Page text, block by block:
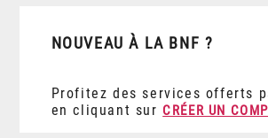
NOUVEAU À LA BNF ?
Profitez des services offerts
en cliquant sur CRÉER UN